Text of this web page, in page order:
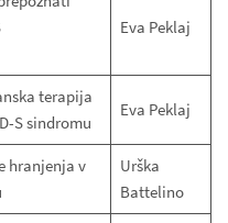
Eva Peklaj
terapija
S sindromu
Eva Peklaj
hranjenja v
Urška
Battelino